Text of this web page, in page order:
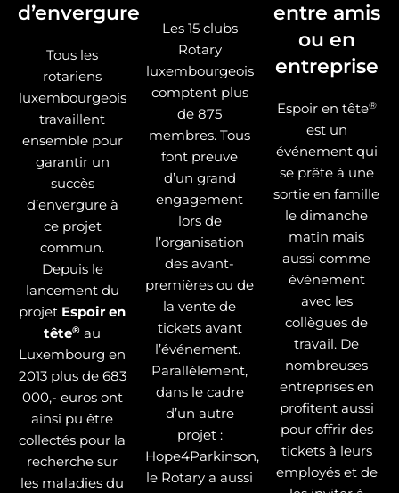
d’envergure
Tous les
rotariens
luxembourgeois
travaillent
ensemble pour
garantir un
succès
d’envergure à
ce projet
commun.
Depuis le
lancement du
projet Espoir en
tête® au
Luxembourg en
2013 plus de 683
000,- euros ont
ainsi pu être
collectés pour la
recherche sur
les maladies du
Les 15 clubs
Rotary
luxembourgeois
comptent plus
de 875
membres. Tous
font preuve
d’un grand
engagement
lors de
l’organisation
des avant-
premières ou de
la vente de
tickets avant
l’événement.
Parallèlement,
dans le cadre
d’un autre
projet :
Hope4Parkinson,
le Rotary a aussi
entre amis
ou en
entreprise
Espoir en tête®
est un
événement qui
se prête à une
sortie en famille
le dimanche
matin mais
aussi comme
événement
avec les
collègues de
travail. De
nombreuses
entreprises en
profitent aussi
pour offrir des
tickets à leurs
employés et de